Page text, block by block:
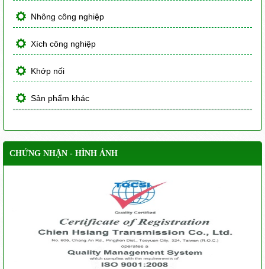
Nhông công nghiệp
Xích công nghiệp
Khớp nối
Sản phẩm khác
CHỨNG NHẬN - HÌNH ẢNH